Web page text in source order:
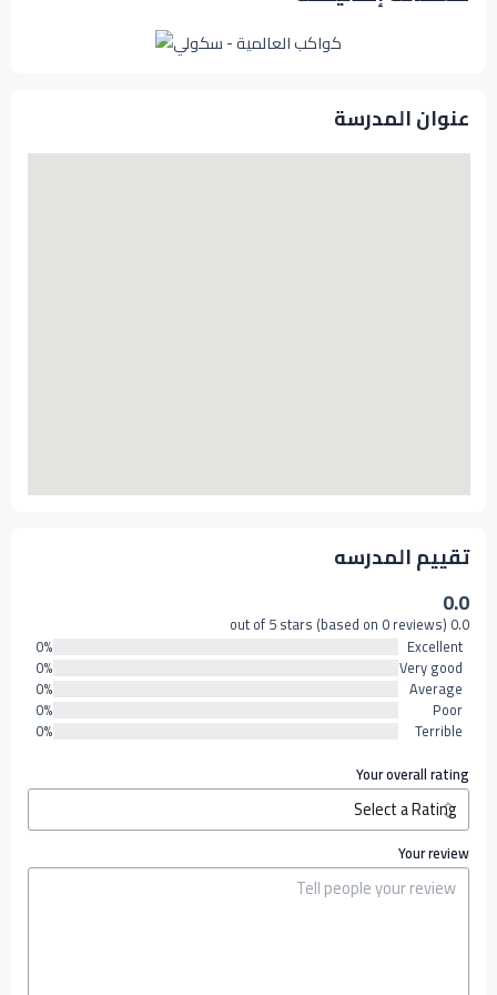
عنوان المدرسة
تقييم المدرسه
0.0
0.0 out of 5 stars (based on 0 reviews)
Excellent
0%
Very good
0%
Average
0%
Poor
0%
Terrible
0%
Your overall rating
Your review